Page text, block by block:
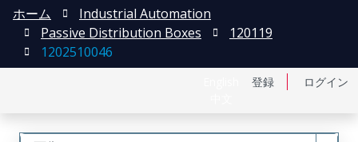
登録 ログイン
ホーム
Industrial Automation
Passive Distribution Boxes
120119
1202510046